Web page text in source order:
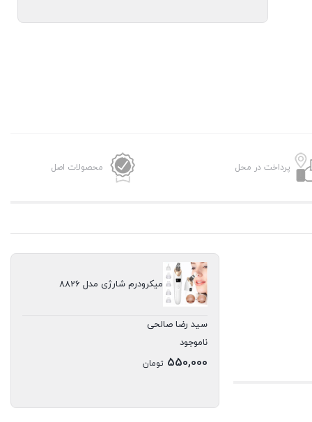
پرداخت در محل محصولات اصل
میکرودرم شارژی مدل 8826
سید رضا صالحی
ناموجود
550,000 تومان